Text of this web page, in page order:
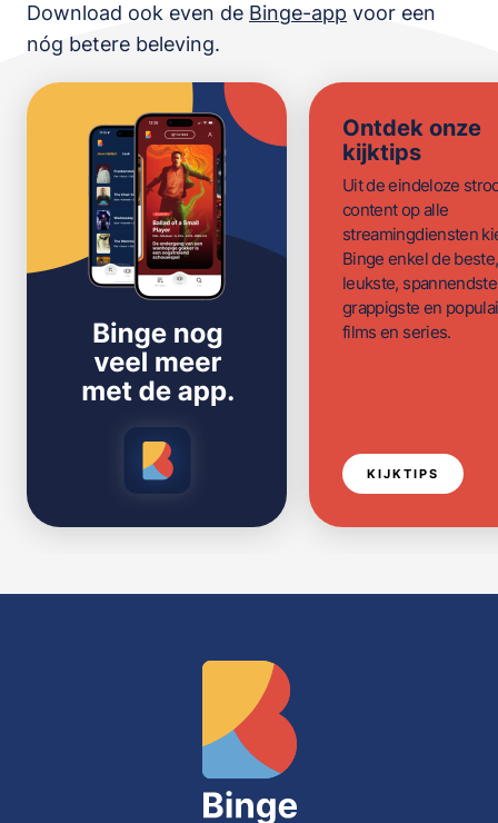
Download ook even de Binge-app voor een
nóg betere beleving.
Ontdek onze
kijktips
Uit de eindeloze
content op alle
streamingdiensten
Binge enkel de beste,
leukste,
grappigste en
films en series.
KIJKTIPS